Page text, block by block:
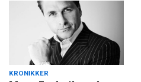
KRONIKKER